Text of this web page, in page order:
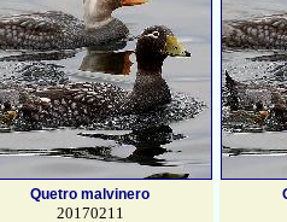
Quetro malvinero
20170211